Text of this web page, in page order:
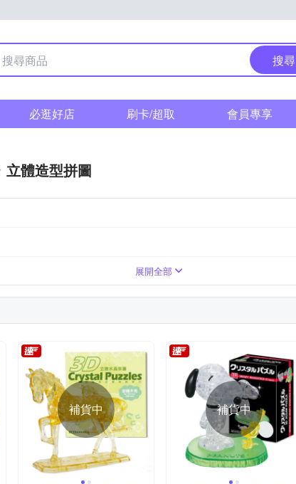
搜尋
必逛好店 刷卡/超取 會員專享
立體造型拼圖
警察戰隊vs快盜戰隊展開全部
補貨中 補貨中